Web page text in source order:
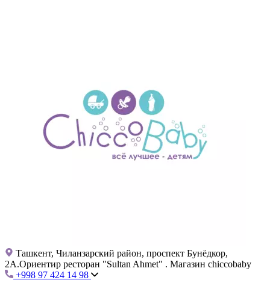
Ташкент, Чиланзарский район, проспект Бунёдкор,
2А.Ориентир ресторан "Sultan Ahmet" . Магазин chiccobaby
+998 97 424 14 98